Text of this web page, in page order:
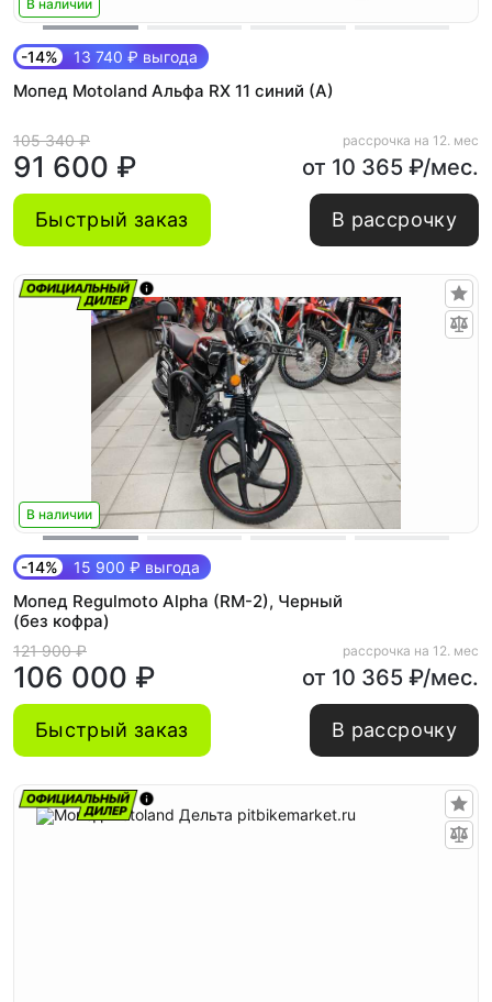
В наличии
-14% 13 740 ₽ выгода
Мопед Motoland Альфа RX 11 синий (A)
105 340 ₽
91 600 ₽
рассрочка на 12. мес
от 10 365 ₽/мес.
Быстрый заказ В рассрочку
В наличии
-14% 15 900 ₽ выгода
Мопед Regulmoto Alpha (RM-2), Черный
(без кофра)
121 900 ₽
106 000 ₽
рассрочка на 12. мес
от 10 365 ₽/мес.
Быстрый заказ В рассрочку